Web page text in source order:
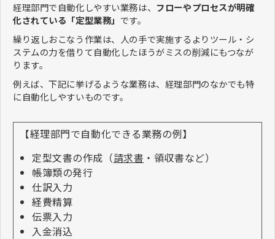
経理部門で自動化しやすい業務は、 フローやプロセスが明確
化されている「定型業務」 です。
繰り返しおこなう作業は、人の手で実施するよりツール・シ
ステムの力を借りて自動化したほうがミスの削減にもつなが
ります。
例えば、下記に挙げるような業務は、経理部門のなかでも特
に自動化しやすいものです。
【経理部門で自動化できる業務の例】
定型文書の作成（請求書 ・領収書など）
帳簿類の発行
仕訳入力
経費精算
伝票入力
入金消込